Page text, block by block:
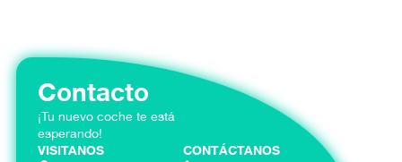
Contacto
¡Tu nuevo coche te está
esperando!
VISITANOS CONTÁCTANOS